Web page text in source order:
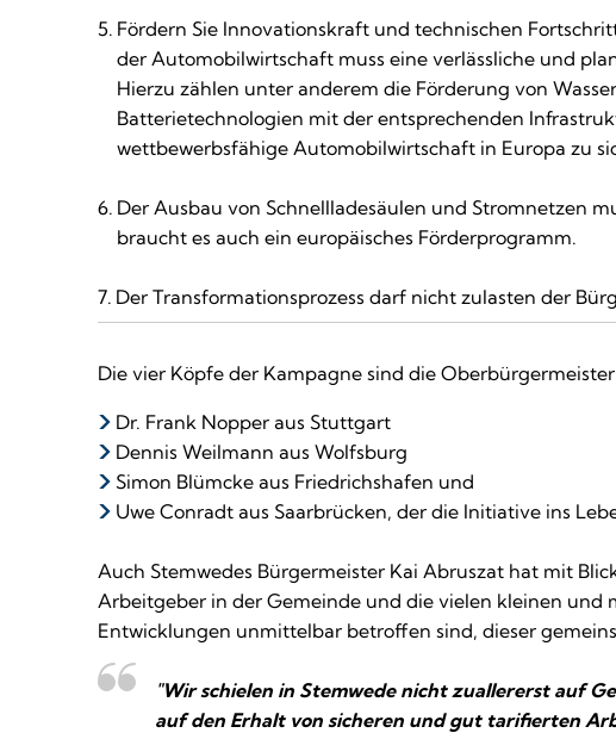
Fördern Sie Innovationskraft und technischen
der Automobilwirtschaft muss eine verlässliche und
Hierzu zählen unter anderem die Förderung von
Batterietechnologien mit der entsprechenden
wettbewerbsfähige Automobilwirtschaft in Europa zu
Der Ausbau von Schnellladesäulen und Stromnetzen
braucht es auch ein europäisches Förderprogramm.
Der Transformationsprozess darf nicht zulasten der
Die vier Köpfe der Kampagne sind die Oberbürgermeister
Dr. Frank Nopper aus Stuttgart
Dennis Weilmann aus Wolfsburg
Simon Blümcke aus Friedrichshafen und
Uwe Conradt aus Saarbrücken, der die Initiative ins
Auch Stemwedes Bürgermeister Kai Abruszat hat mit
Arbeitgeber in der Gemeinde und die vielen kleinen und
Entwicklungen unmittelbar betroffen sind, dieser
"Wir schielen in Stemwede nicht zuallererst auf
auf den Erhalt von sicheren und gut tarifierten